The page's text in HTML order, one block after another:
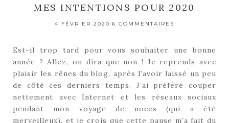
MES INTENTIONS POUR 2020
4 FÉVRIER 2020 6 COMMENTAIRES
Est-il trop tard pour vous souhaiter une bonne
année ? Allez, on dira que non ! Je reprends avec
plaisir les rênes du blog, après l’avoir laissé un peu
de côté ces derniers temps. J’ai préféré couper
nettement avec Internet et les réseaux sociaux
pendant mon voyage de noces (qui a été
merveilleux), et je crois que cette pause m’a fait du